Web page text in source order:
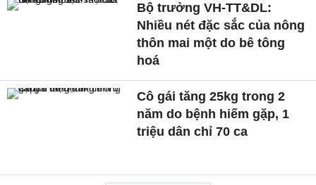
Bộ trưởng VH-TT&DL:
Nhiều nét đặc sắc của nông
thôn mai một do bê tông
hoá
Cô gái tăng 25kg trong 2
năm do bệnh hiếm gặp, 1
triệu dân chỉ 70 ca